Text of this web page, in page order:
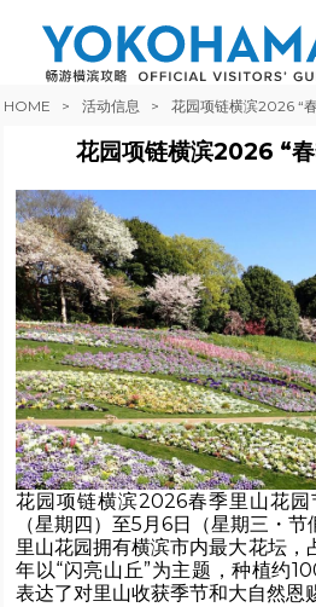
HOME 活动信息 花园项链横滨2026 “
花园项链横滨2026 “
花园项链横滨2026春季里山花
（星期四）至5月6日（星期三・节
里山花园拥有横滨市内最大花坛
年以“闪亮山丘”为主题，种植约
表达了对里山收获季节和大自然恩